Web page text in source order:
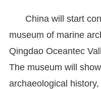
China will start
museum of marine
Qingdao Oceantec
The museum will
archaeological